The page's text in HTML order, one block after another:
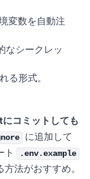
変数を自動注
なシークレッ
る形式。
コミットしても
に追加して
ト
.env.example
法がおすすめ。